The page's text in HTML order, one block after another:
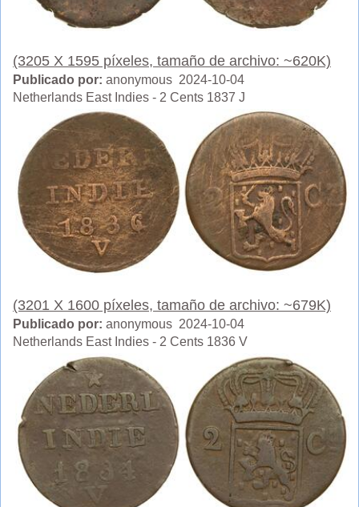
(3205 X 1595 píxeles, tamaño de archivo: ~620K)
Publicado por: anonymous 2024-10-04
Netherlands East Indies - 2 Cents 1837 J
(3201 X 1600 píxeles, tamaño de archivo: ~679K)
Publicado por: anonymous 2024-10-04
Netherlands East Indies - 2 Cents 1836 V